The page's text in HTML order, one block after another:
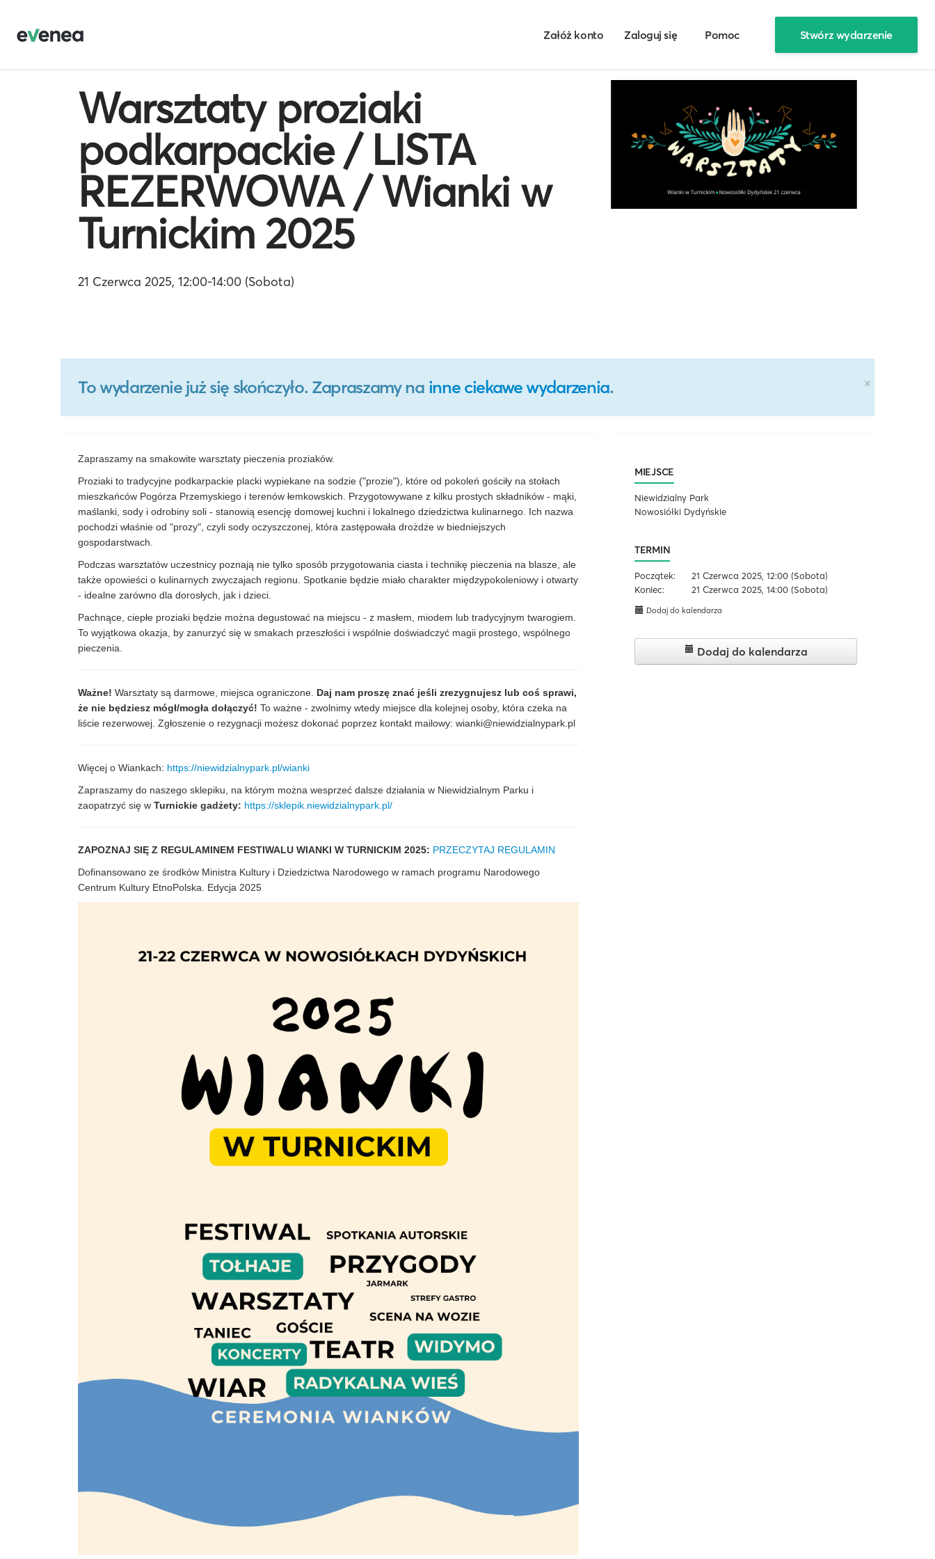
Załóż konto Zaloguj się Pomoc Stwórz wydarzenie
Warsztaty proziaki
podkarpackie / LISTA
REZERWOWA / Wianki w
Turnickim 2025
21 Czerwca 2025, 12:00-14:00 (Sobota)
×
To wydarzenie już się skończyło. Zapraszamy na inne ciekawe wydarzenia.
Zapraszamy na smakowite warsztaty pieczenia proziaków.
Proziaki to tradycyjne podkarpackie placki wypiekane na sodzie ("prozie"), które od pokoleń gościły na stołach
mieszkańców Pogórza Przemyskiego i terenów łemkowskich. Przygotowywane z kilku prostych składników - mąki,
maślanki, sody i odrobiny soli - stanowią esencję domowej kuchni i lokalnego dziedzictwa kulinarnego. Ich nazwa
pochodzi właśnie od "prozy", czyli sody oczyszczonej, która zastępowała drożdże w biedniejszych
gospodarstwach.
Podczas warsztatów uczestnicy poznają nie tylko sposób przygotowania ciasta i technikę pieczenia na blasze, ale
także opowieści o kulinarnych zwyczajach regionu. Spotkanie będzie miało charakter międzypokoleniowy i otwarty
- idealne zarówno dla dorosłych, jak i dzieci.
Pachnące, ciepłe proziaki będzie można degustować na miejscu - z masłem, miodem lub tradycyjnym twarogiem.
To wyjątkowa okazja, by zanurzyć się w smakach przeszłości i wspólnie doświadczyć magii prostego, wspólnego
pieczenia.
Ważne! Warsztaty są darmowe, miejsca ograniczone. Daj nam proszę znać jeśli zrezygnujesz lub coś sprawi,
że nie będziesz mógł/mogła dołączyć! To ważne - zwolnimy wtedy miejsce dla kolejnej osoby, która czeka na
liście rezerwowej. Zgłoszenie o rezygnacji możesz dokonać poprzez kontakt mailowy: wianki@niewidzialnypark.pl
Więcej o Wiankach: https://niewidzialnypark.pl/wianki
Zapraszamy do naszego sklepiku, na którym można wesprzeć dalsze działania w Niewidzialnym Parku i
zaopatrzyć się w Turnickie gadżety: https://sklepik.niewidzialnypark.pl/
ZAPOZNAJ SIĘ Z REGULAMINEM FESTIWALU WIANKI W TURNICKIM 2025: PRZECZYTAJ REGULAMIN
Dofinansowano ze środków Ministra Kultury i Dziedzictwa Narodowego w ramach programu Narodowego
Centrum Kultury EtnoPolska. Edycja 2025
MIEJSCE
Niewidzialny Park
Nowosiółki Dydyńskie
TERMIN
Początek: 21 Czerwca 2025, 12:00 (Sobota)
Koniec:
21 Czerwca 2025, 14:00 (Sobota)
Dodaj do kalendarza
Dodaj do kalendarza